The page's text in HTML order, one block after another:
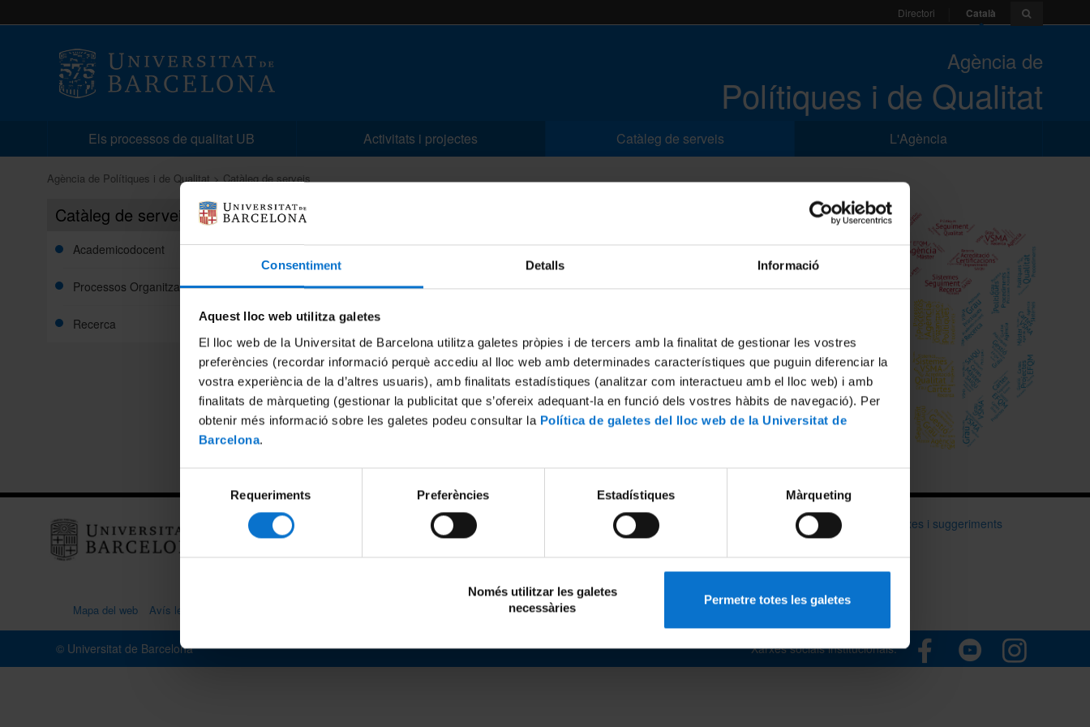
Consentiment Detalls Informació
Aquest lloc web utilitza galetes
El lloc web de la Universitat de Barcelona utilitza galetes pròpies i de tercers amb la finalitat de gestionar les vostres
preferències (recordar informació perquè accediu al lloc web amb determinades característiques que puguin diferenciar la
vostra experiència de la d’altres usuaris), amb finalitats estadístiques (analitzar com interactueu amb el lloc web) i amb
finalitats de màrqueting (gestionar la publicitat que s’ofereix adequant-la en funció dels vostres hàbits de navegació). Per
obtenir més informació sobre les galetes podeu consultar la Política de galetes del lloc web de la Universitat de
Barcelona.
de
consentiment
Requeriments Preferències Estadístiques Màrqueting
Només utilitzar les galetes
necessàries
Permetre totes les galetes
Directori Català
Agència de
Polítiques i de Qualitat
Els processos de qualitat UB Activitats i projectes Catàleg de serveis L'Agència
Agència de Polítiques i de Qualitat Catàleg de serveis
Catàleg de serveis
Academicodocent
Processos Organitzatius
Recerca
Comparteix-ho:
Contacte Bústia de queixes i suggeriments
Mapa del web Avís legal
© Universitat de Barcelona Xarxes socials institucionals: